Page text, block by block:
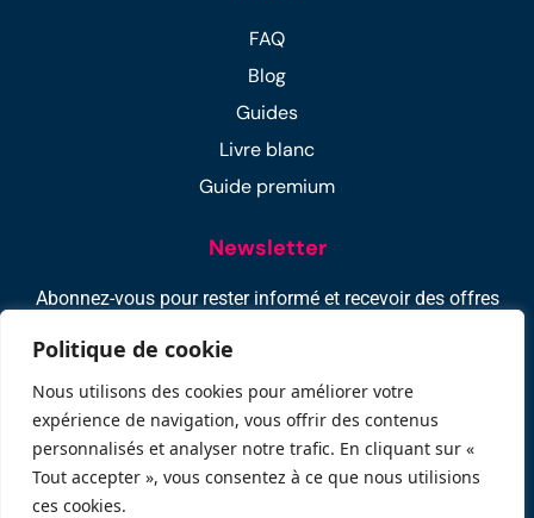
Politique de cookie
Nous utilisons des cookies pour améliorer votre
expérience de navigation, vous offrir des contenus
personnalisés et analyser notre trafic. En cliquant sur «
Tout accepter », vous consentez à ce que nous utilisions
ces cookies.
FAQ
Blog
Guides
Livre blanc
Guide premium
Newsletter
Abonnez-vous pour rester informé et recevoir des offres